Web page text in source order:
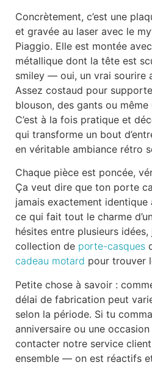
Concrètement, c’est une
et gravée au laser avec le
Piaggio. Elle est montée
métallique dont la tête est
smiley — oui, un vrai sourire
Assez costaud pour
blouson, des gants ou
C’est à la fois pratique et
qui transforme un bout
en véritable ambiance rétro
Chaque pièce est poncée,
Ça veut dire que ton porte
jamais exactement identique
ce qui fait tout le charme
hésites entre plusieurs
collection de porte-casques
cadeau motard pour trouver
Petite chose à savoir :
délai de fabrication peut
selon la période. Si tu
anniversaire ou une occasion
contacter notre service client
ensemble — on est réactifs